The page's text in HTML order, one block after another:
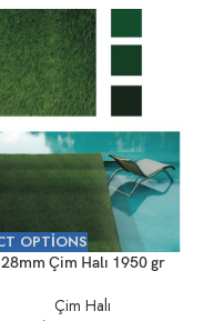
OPTIONS
28mm Çim Halı 1950 gr
Çim Halı